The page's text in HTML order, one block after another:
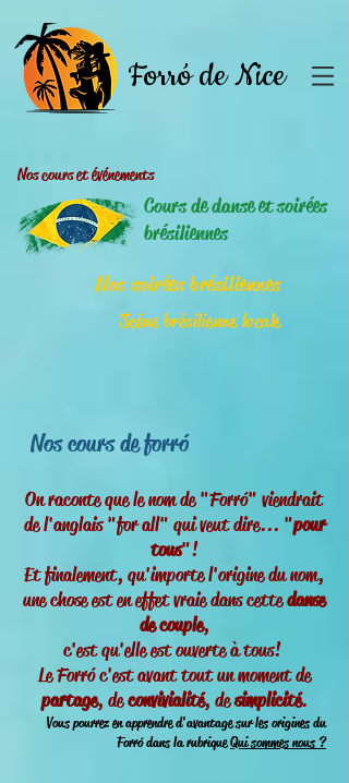
Forró de Nice
Nos cours et événements
Cours de danse et soirées
brésiliennes
Nos soirées brésiliennes
Scéne brésilienne locale
Nos cours de forró
On raconte que le nom de "Forró" viendrait
de l'anglais "for all" qui veut dire... "pour
tous"!
Et finalement, qu'importe l'origine du nom,
une chose est en effet vraie dans cettedanse
de couple,
c'est qu'elle est ouverte à tous!
Le Forróc'est avant tout un moment de
partage, deconvivialité, desimplicité.
Vous pourrez en apprendre d'avantage sur les origines du
Forró dans la rubriqueQui sommes nous ?